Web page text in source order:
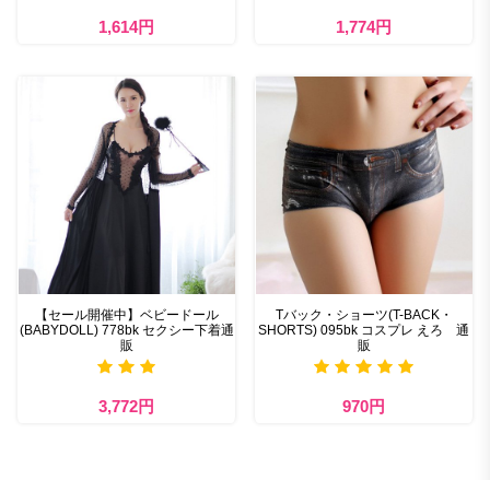
1,614円 1,774円
【セール開催中】ベビードール
(BABYDOLL) 778bk セクシー下着通
販
3,772円
Tバック・ショーツ(T-BACK・
SHORTS) 095bk コスプレ えろ 通
販
970円